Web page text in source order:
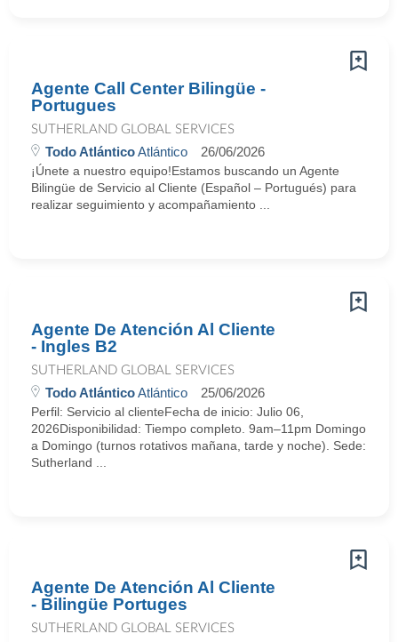
Agente Call Center Bilingüe -
Portugues
SUTHERLAND GLOBAL SERVICES
Todo AtlánticoAtlántico 26/06/2026
¡Únete a nuestro equipo!Estamos buscando un Agente
Bilingüe de Servicio al Cliente (Español – Portugués) para
realizar seguimiento y acompañamiento ...
Agente De Atención Al Cliente
- Ingles B2
SUTHERLAND GLOBAL SERVICES
Todo AtlánticoAtlántico 25/06/2026
Perfil: Servicio al clienteFecha de inicio: Julio 06,
2026Disponibilidad: Tiempo completo. 9am–11pm Domingo
a Domingo (turnos rotativos mañana, tarde y noche). Sede:
Sutherland ...
Agente De Atención Al Cliente
- Bilingüe Portuges
SUTHERLAND GLOBAL SERVICES